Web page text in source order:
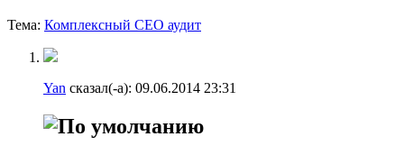
Тема: Комплексный СЕО аудит
Yan сказал(-а): 09.06.2014 23:31